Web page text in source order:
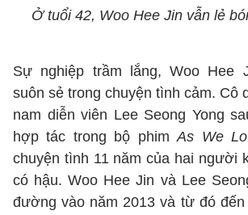
Ở tuổi 42, Woo Hee Jin vẫn lẻ
Sự nghiệp trầm lắng, Woo Hee
suôn sẻ trong chuyện tình cảm. Cô
nam diễn viên Lee Seong Yong
hợp tác trong bộ phimAs We
chuyện tình 11 năm của hai người
có hậu. Woo Hee Jin và Lee
đường vào năm 2013 và từ đó